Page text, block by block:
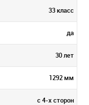
33 класс
да
30 лет
1292 мм
с 4-х сторон